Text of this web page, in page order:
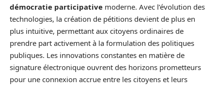
démocratie participative moderne. Avec l’évolution des
technologies, la création de pétitions devient de plus en
plus intuitive, permettant aux citoyens ordinaires de
prendre part activement à la formulation des politiques
publiques. Les innovations constantes en matière de
signature électronique ouvrent des horizons prometteurs
pour une connexion accrue entre les citoyens et leurs